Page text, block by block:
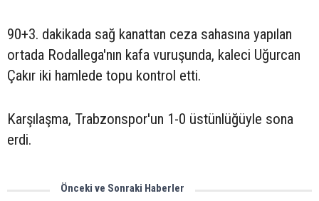
90+3. dakikada sağ kanattan ceza sahasına yapılan
ortada Rodallega'nın kafa vuruşunda, kaleci Uğurcan
Çakır iki hamlede topu kontrol etti.
Karşılaşma, Trabzonspor'un 1-0 üstünlüğüyle sona
erdi.
Önceki ve Sonraki Haberler